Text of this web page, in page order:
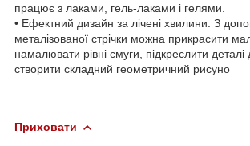
працює з лаками, гель-лаками і гелями.
• Ефектний дизайн за лічені хвилини. З
металізованої стрічки можна прикрасити
намалювати рівні смуги, підкреслити
створити складний геометричний рисуно
Приховати